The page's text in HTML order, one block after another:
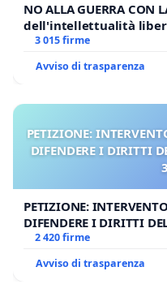
NO ALLA GUERRA CON
dell'intellettualità
3 015 firme
Avviso di trasparenza
PETIZIONE:
DIFENDERE I DIRITTI
PETIZIONE:
DIFENDERE I DIRITTI
UDG)
2 420 firme
Avviso di trasparenza